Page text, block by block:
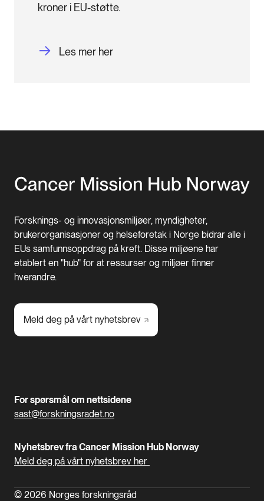
kroner i EU-støtte.
Les mer her
Forsknings- og innovasjonsmiljøer, myndigheter,
brukerorganisasjoner og helseforetak i Norge bidrar alle i
EUs samfunnsoppdrag på kreft. Disse miljøene har
etablert en "hub" for at ressurser og miljøer finner
hverandre.
Meld deg på vårt nyhetsbrev
For spørsmål om nettsidene
sast@forskningsradet.no
Nyhetsbrev fra Cancer Mission Hub Norway
Meld deg på vårt nyhetsbrev her
© 2026 Norges forskningsråd